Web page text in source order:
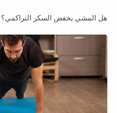
هل المشي يخفض السكر التراكمي؟